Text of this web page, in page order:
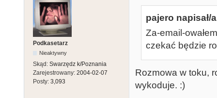
Podkasetarz
Nieaktywny
Skąd: Swarzędz k/Poznania
Zarejestrowany: 2004-02-07
Posty: 3,093
pajero napisał/
Za-email-
czekać będzie
Rozmowa w toku,
wykoduje. :)